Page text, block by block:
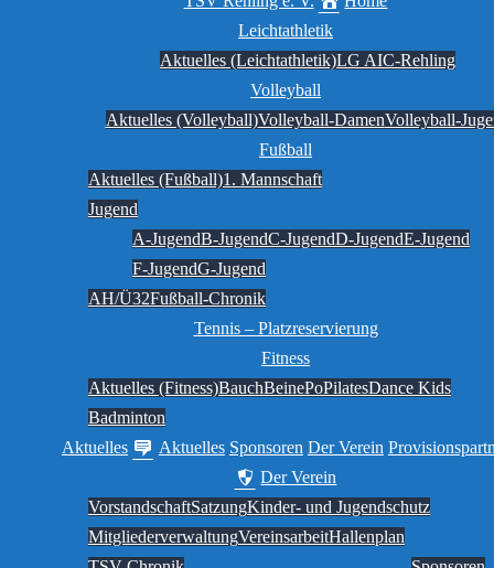
Leichtathletik
Aktuelles (Leichtathletik)LG AIC-Rehling
Volleyball
Aktuelles (Volleyball)Volleyball-DamenVolleyball-
Fußball
Aktuelles (Fußball)1. Mannschaft
Jugend
A-JugendB-JugendC-JugendD-JugendE-Jugend
F-JugendG-Jugend
AH/Ü32Fußball-Chronik
Tennis – Platzreservierung
Fitness
Aktuelles (Fitness)BauchBeinePoPilatesDance Kids
Badminton
Aktuelles
Aktuelles Sponsoren Der Verein
Der Verein
VorstandschaftSatzungKinder- und Jugendschutz
MitgliederverwaltungVereinsarbeitHallenplan